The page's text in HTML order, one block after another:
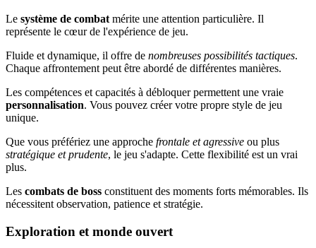
Le système de combat mérite une attention particulière. Il
représente le cœur de l'expérience de jeu.
Fluide et dynamique, il offre de nombreuses possibilités tactiques.
Chaque affrontement peut être abordé de différentes manières.
Les compétences et capacités à débloquer permettent une vraie
personnalisation. Vous pouvez créer votre propre style de jeu
unique.
Que vous préfériez une approche frontale et agressive ou plus
stratégique et prudente, le jeu s'adapte. Cette flexibilité est un vrai
plus.
Les combats de boss constituent des moments forts mémorables. Ils
nécessitent observation, patience et stratégie.
Exploration et monde ouvert